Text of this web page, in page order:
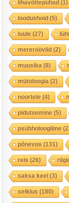
lihavõttepühad(1)
loodushoid(5)
luule (27)
mereröövlid(2)
muusika (8)
mütoloogia (2)
noortele (4)
pidutsemine (5)
psühholoogiline
põnevus (131)
reis (26)
saksa keel(3)
seiklus (180)